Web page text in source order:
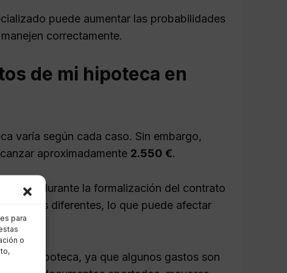
para
o
puede aumentar las probabilidades
correctamente.
de mi hipoteca en
varía según cada caso. Sin embargo,
aproximadamente 2.550 €.
durante la formalización del contrato
políticas diferentes, lo que puede afectar
de la hipoteca, ya que algunos gastos son